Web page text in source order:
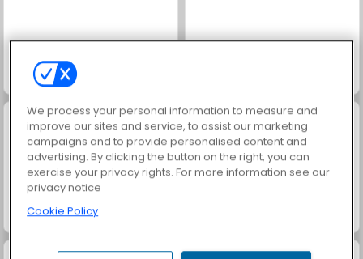
Scala 40
Farm Merge Valley
We process your personal information to measure and
improve our sites and service, to assist our marketing
campaigns and to provide personalised content and
advertising. By clicking the button on the right, you can
exercise your privacy rights. For more information see our
privacy notice
Cookie Policy